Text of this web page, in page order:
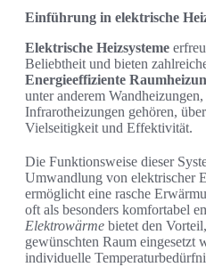
Einführung in elektrische
Elektrische Heizsysteme
Beliebtheit und bieten
Energieeffiziente
unter anderem
Infrarotheizungen gehören,
Vielseitigkeit und Effektivität.
Die Funktionsweise dieser
Umwandlung von elektrischer
ermöglicht eine rasche
oft als besonders komfortabel
Elektrowärme bietet den
gewünschten Raum eingesetzt
individuelle